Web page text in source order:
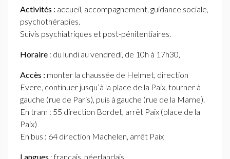
Activités : accueil, accompagnement, guidance sociale,
psychothérapies.
Suivis psychiatriques et post-pénitentiaires.
Horaire : du lundi au vendredi, de 10h à 17h30,
Accès : monter la chaussée de Helmet, direction
Evere, continuer jusqu’à la place de la Paix, tourner à
gauche (rue de Paris), puis à gauche (rue de la Marne).
En tram : 55 direction Bordet, arrêt Paix (place de la
Paix)
En bus : 64 direction Machelen, arrêt Paix
Langues : français, néerlandais